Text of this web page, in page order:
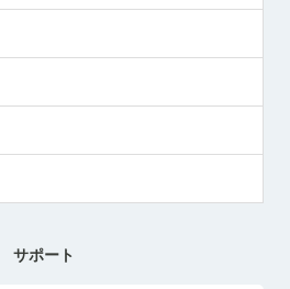
サポート